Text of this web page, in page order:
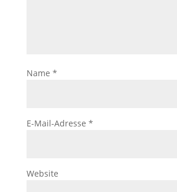
Name *
E-Mail-Adresse *
Website